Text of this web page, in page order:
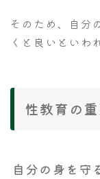
そのため、自分
くと良いといわ
性教育の
自分の身を守